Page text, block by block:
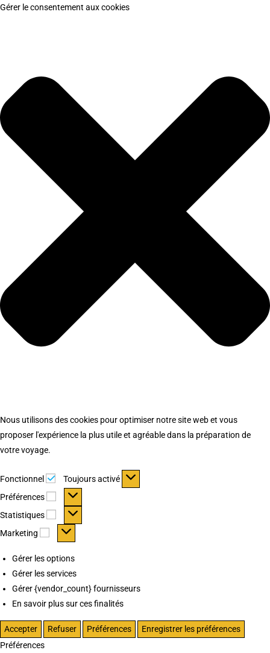
Gérer le consentement aux cookies
Nous utilisons des cookies pour optimiser notre site web et vous
proposer l'expérience la plus utile et agréable dans la préparation de
votre voyage.
Fonctionnel Fonctionnel
Toujours activé
Préférences
Préférences
Statistiques Statistiques
Marketing Marketing
Gérer les options
Gérer les services
Gérer {vendor_count} fournisseurs
En savoir plus sur ces finalités
Accepter Refuser Préférences
Enregistrer les préférences
Préférences